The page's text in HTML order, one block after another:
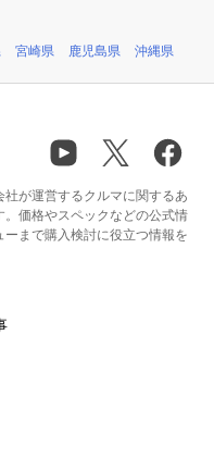
宮崎県 鹿児島県 沖縄県
が運営するクルマに関するあ
価格やスペックなどの公式情
まで購入検討に役立つ情報を